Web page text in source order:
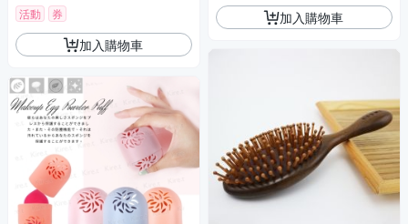
活動 券
加入購物車
加入購物車